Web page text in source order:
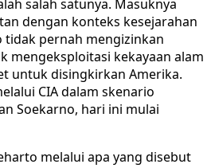
salah satunya. Masuknya
dengan konteks kesejarahan
tidak pernah mengizinkan
mengeksploitasi kekayaan alam
untuk disingkirkan Amerika.
CIA dalam skenario
Soekarno, hari ini mulai
melalui apa yang disebut